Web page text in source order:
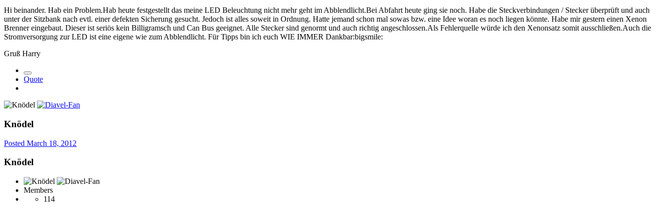
Hi beinander. Hab ein Problem.Hab heute festgestellt das meine LED Beleuchtung nicht mehr geht im Abblendlicht.Bei Abfahrt heute ging sie noch. Habe die Steckverbindungen / Stecker überprüft und auch
unter der Sitzbank nach evtl. einer defekten Sicherung gesucht. Jedoch ist alles soweit in Ordnung. Hatte jemand schon mal sowas bzw. eine Idee woran es noch liegen könnte. Habe mir gestern einen Xenon
Brenner eingebaut. Dieser ist seriös kein Billigramsch und Can Bus geeignet. Alle Stecker sind genormt und auch richtig angeschlossen.Als Fehlerquelle würde ich den Xenonsatz somit ausschließen.Auch die
Stromversorgung zur LED ist eine eigene wie zum Abblendlicht. Für Tipps bin ich euch WIE IMMER Dankbar:bigsmile:
Gruß Harry
Quote
Knödel
Posted March 18, 2012
Knödel
Members
114